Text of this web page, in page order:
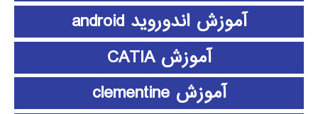
آموزش اندوروید android
آموزش CATIA
آموزش clementine